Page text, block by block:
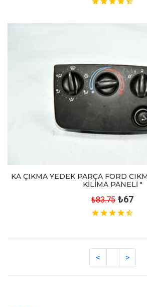
KA ÇIKMA YEDEK PARÇA FORD
KİLİMA PANELİ "
₺83.75 ₺67